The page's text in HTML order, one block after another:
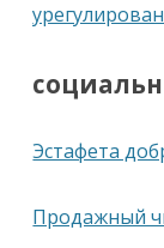
Эстафета
Продажный